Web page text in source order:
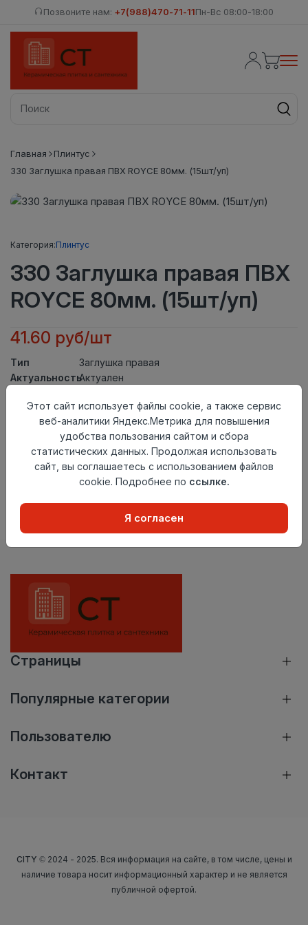
Позвоните нам: +7(988)470-71-11Пн-Вс 08:00-18:00
Главная
Плинтус
330 Заглушка правая ПВХ ROYCE 80мм. (15шт/уп)
Категория:Плинтус
330 Заглушка правая ПВХ
ROYCE 80мм. (15шт/уп)
41.60 руб/шт
Тип
Заглушка правая
АктуальностьАктуален
Осталось157 шт
Добавить в корзину
Внимание! Внешний вид товара может отличаться от
представленного на настоящем сайте. Проверяйте
в момент приобретения товара.
Страницы
Популярные категории
Пользователю
Контакт
CITY © 2024 - 2025. Вся информация на сайте, в том числе, цены и
наличие товара носит информационный характер и не является
публичной офертой.
Этот сайт использует файлы cookie, а также сервис
веб-аналитики Яндекс.Метрика для повышения
удобства пользования сайтом и сбора
статистических данных. Продолжая использовать
сайт, вы соглашаетесь с использованием файлов
cookie. Подробнее по ссылке.
Я согласен